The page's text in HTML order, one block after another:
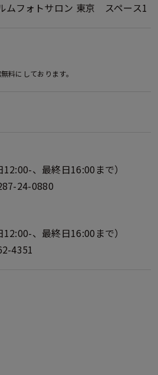
ムフォトサロン 東京 スペース1
料にしております。
、最終日16:00まで）
24-0880
、最終日16:00まで）
4351